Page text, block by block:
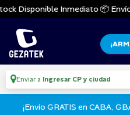
Disponible Inmediato 📦 Envíos
Enviar a Ingresar CP y ciudad
¡Envío GRATIS en CABA,